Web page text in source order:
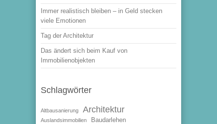
Immer realistisch bleiben – in Geld stecken
viele Emotionen
Tag der Architektur
Das ändert sich beim Kauf von
Immobilienobjekten
Schlagwörter
Altbausanierung Architektur
Auslandsimmobilien Baudarlehen